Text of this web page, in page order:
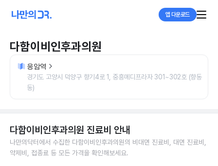
앱 다운로드
다함이비인후과의원
응암역
경기도 고양시 덕양구 향기4로 1, 중흥메디프라자 301~302호 (향동
동)
다함이비인후과의원 진료비 안내
나만의닥터에서 수집한 다함이비인후과의원의 비대면 진료비, 대면 진료비,
약제비, 접종료 등 모든 가격을 확인해보세요.